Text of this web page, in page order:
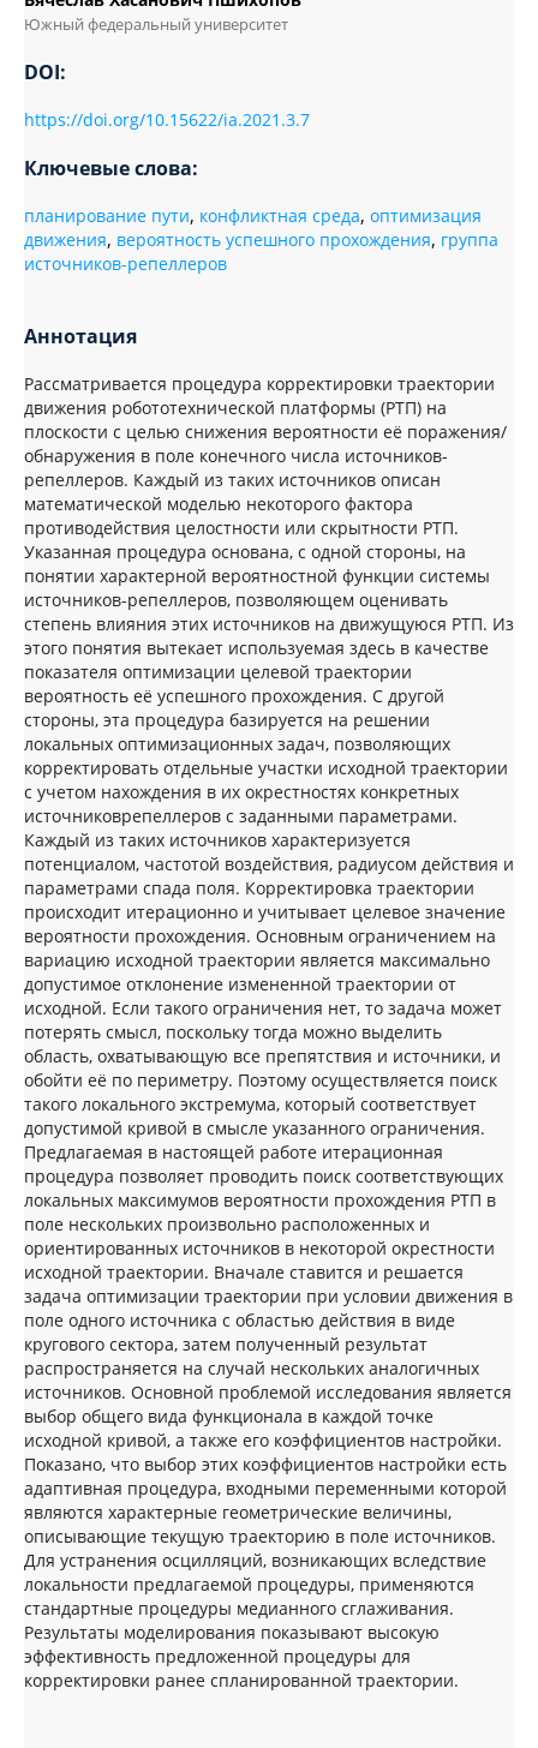
Южный федеральный университет
DOI:
https://doi.org/10.15622/ia.2021.3.7
Ключевые слова:
планирование пути, конфликтная среда, оптимизация
движения, вероятность успешного прохождения, группа
источников-репеллеров
Аннотация
Рассматривается процедура корректировки траектории
движения робототехнической платформы (РТП) на
плоскости с целью снижения вероятности её поражения/
обнаружения в поле конечного числа источников-
репеллеров. Каждый из таких источников описан
математической моделью некоторого фактора
противодействия целостности или скрытности РТП.
Указанная процедура основана, с одной стороны, на
понятии характерной вероятностной функции системы
источников-репеллеров, позволяющем оценивать
степень влияния этих источников на движущуюся РТП. Из
этого понятия вытекает используемая здесь в качестве
показателя оптимизации целевой траектории
вероятность её успешного прохождения. С другой
стороны, эта процедура базируется на решении
локальных оптимизационных задач, позволяющих
корректировать отдельные участки исходной траектории
с учетом нахождения в их окрестностях конкретных
источниковрепеллеров с заданными параметрами.
Каждый из таких источников характеризуется
потенциалом, частотой воздействия, радиусом действия и
параметрами спада поля. Корректировка траектории
происходит итерационно и учитывает целевое значение
вероятности прохождения. Основным ограничением на
вариацию исходной траектории является максимально
допустимое отклонение измененной траектории от
исходной. Если такого ограничения нет, то задача может
потерять смысл, поскольку тогда можно выделить
область, охватывающую все препятствия и источники, и
обойти её по периметру. Поэтому осуществляется поиск
такого локального экстремума, который соответствует
допустимой кривой в смысле указанного ограничения.
Предлагаемая в настоящей работе итерационная
процедура позволяет проводить поиск соответствующих
локальных максимумов вероятности прохождения РТП в
поле нескольких произвольно расположенных и
ориентированных источников в некоторой окрестности
исходной траектории. Вначале ставится и решается
задача оптимизации траектории при условии движения в
поле одного источника с областью действия в виде
кругового сектора, затем полученный результат
распространяется на случай нескольких аналогичных
источников. Основной проблемой исследования является
выбор общего вида функционала в каждой точке
исходной кривой, а также его коэффициентов настройки.
Показано, что выбор этих коэффициентов настройки есть
адаптивная процедура, входными переменными которой
являются характерные геометрические величины,
описывающие текущую траекторию в поле источников.
Для устранения осцилляций, возникающих вследствие
локальности предлагаемой процедуры, применяются
стандартные процедуры медианного сглаживания.
Результаты моделирования показывают высокую
эффективность предложенной процедуры для
корректировки ранее спланированной траектории.